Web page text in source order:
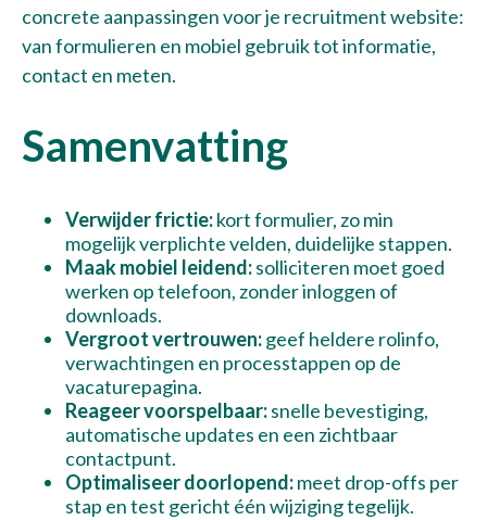
concrete aanpassingen voor je recruitment website:
van formulieren en mobiel gebruik tot informatie,
contact en meten.
Samenvatting
Verwijder frictie:kort formulier, zo min
mogelijk verplichte velden, duidelijke stappen.
Maak mobiel leidend:solliciteren moet goed
werken op telefoon, zonder inloggen of
downloads.
Vergroot vertrouwen:geef heldere rolinfo,
verwachtingen en processtappen op de
vacaturepagina.
Reageer voorspelbaar:snelle bevestiging,
automatische updates en een zichtbaar
contactpunt.
Optimaliseer doorlopend:meet drop-offs per
stap en test gericht één wijziging tegelijk.